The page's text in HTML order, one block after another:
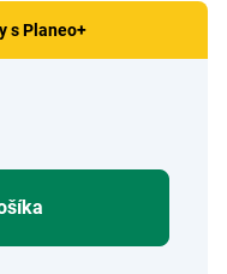
s Planeo+